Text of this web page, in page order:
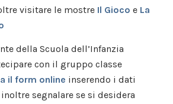
visitare le mostre Il Gioco e La
della Scuola dell’Infanzia
con il gruppo classe
il form online inserendo i dati
segnalare se si desidera